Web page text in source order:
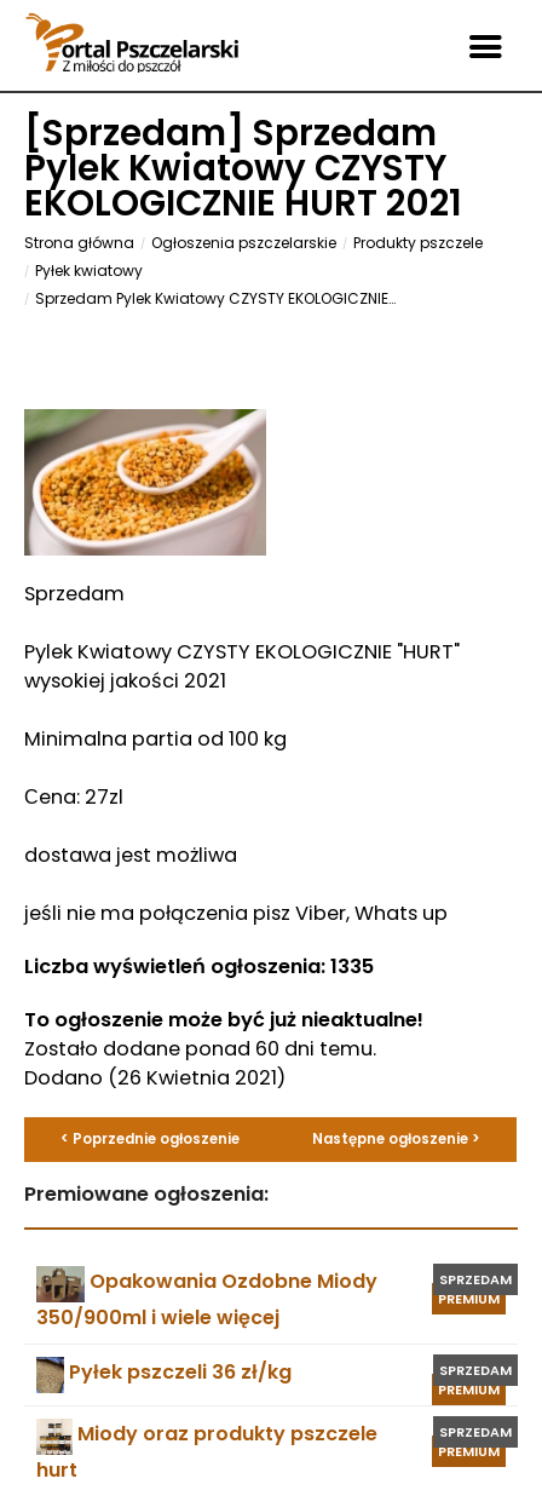
[Sprzedam] Sprzedam
Pylek Kwiatowy CZYSTY
EKOLOGICZNIE HURT 2021
Strona główna Ogłoszenia pszczelarskie
Produkty pszczele
Pyłek kwiatowy
Sprzedam Pylek Kwiatowy CZYSTY EKOLOGICZNIE HURT 2021
Sprzedam
Pylek Kwiatowy CZYSTY EKOLOGICZNIE "HURT"
wysokiej jakości 2021
Minimalna partia od 100 kg
Сena: 27zl
dostawa jest możliwa
jeśli nie ma połączenia pisz Viber, Whats up
Liczba wyświetleń ogłoszenia: 1335
To ogłoszenie może być już nieaktualne!
Zostało dodane ponad 60 dni temu.
Dodano (26 Kwietnia 2021)
< Poprzednie ogłoszenie Następne ogłoszenie >
Premiowane ogłoszenia:
PREMIUM
SPRZEDAM
Opakowania Ozdobne Miody
350/900ml i wiele więcej
PREMIUM
SPRZEDAM
Pyłek pszczeli 36 zł/kg
PREMIUM
SPRZEDAM
Miody oraz produkty pszczele
hurt